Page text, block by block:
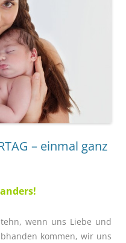
– einmal ganz
wenn uns Liebe und
kommen, wir uns